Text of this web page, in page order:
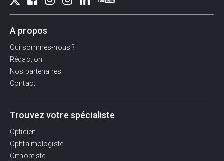
A propos
Qui sommes-nous ?
Rédaction
Nos partenaires
Contact
Trouvez votre spécialiste
Opticien
Ophtalmologiste
Orthoptiste